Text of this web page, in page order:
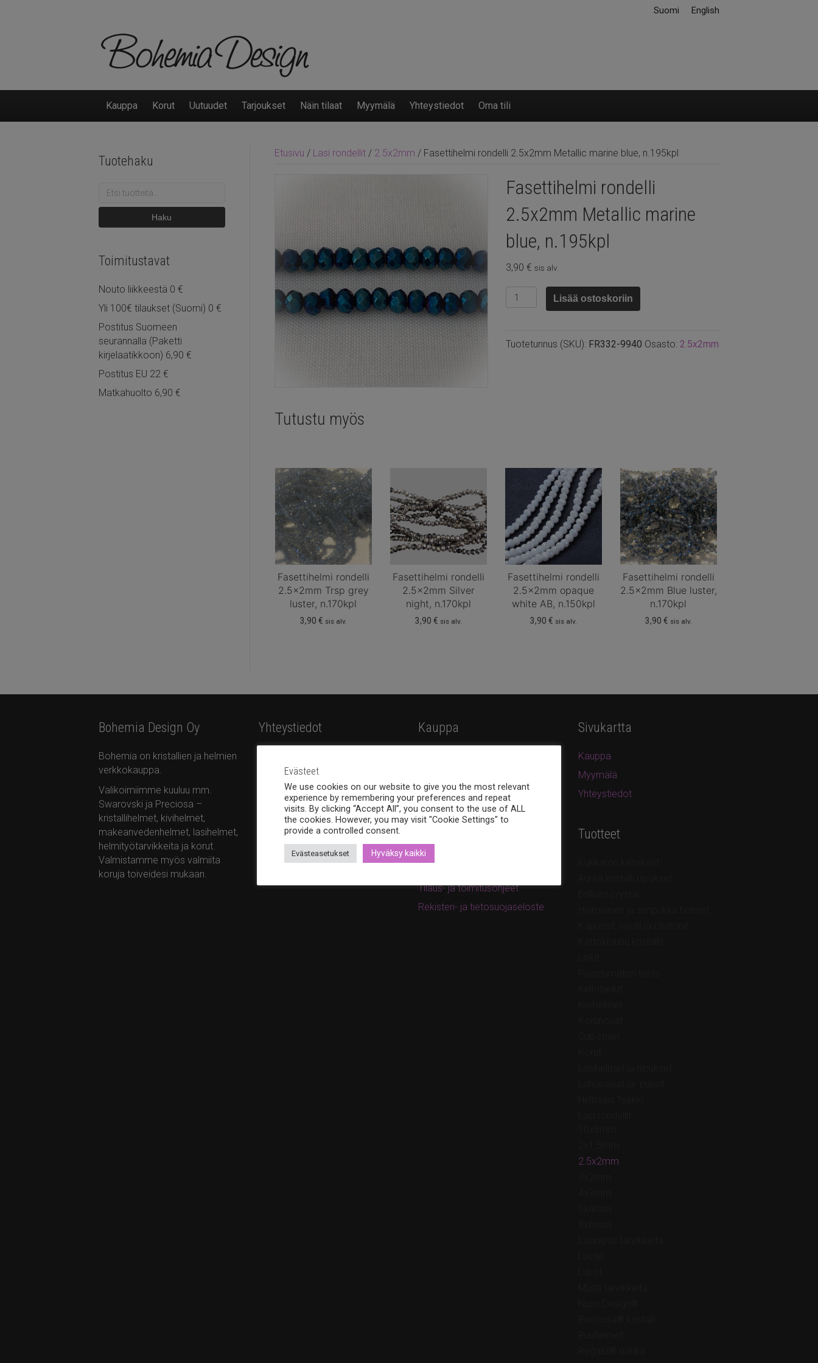
Suomi English
Kauppa Korut Uutuudet Tarjoukset Näin tilaat Myymälä Yhteystiedot Oma tili
Etusivu / Lasi rondellit/ 2.5x2mm / Fasettihelmi rondelli 2.5x2mm Metallic marine blue, n.195kpl
Fasettihelmi rondelli
2.5x2mm Metallic marine
blue, n.195kpl
3,90 € sis alv.
Fasettihelmi
rondelli
marine
Lisää ostoskoriin
Tuotetunnus (SKU): FR332-9940 Osasto: 2.5x2mm
Tutustu myös
Fasettihelmi rondelli
2.5x2mm Trsp grey
luster, n.170kpl
3,90 € sis alv.
Fasettihelmi rondelli
2.5x2mm Silver
night, n.170kpl
3,90 € sis alv.
Fasettihelmi rondelli
2.5x2mm opaque
white AB, n.150kpl
3,90 € sis alv.
Fasettihelmi rondelli
2.5x2mm Blue luster,
n.170kpl
3,90 € sis alv.
Tuotehaku
Etsi:
Haku
Toimitustavat
Nouto liikkeestä 0 €
Yli 100€ tilaukset (Suomi) 0 €
Postitus Suomeen
seurannalla (Paketti
kirjelaatikkoon) 6,90 €
Postitus EU 22 €
Matkahuolto 6,90 €
Bohemia Design Oy
Bohemia on kristallien ja helmien
verkkokauppa.
Valikoimiimme kuuluu mm.
Swarovski ja Preciosa –
kristallihelmet, kivihelmet,
makeanvedenhelmet, lasihelmet,
helmityötarvikkeita ja korut.
Valmistamme myös valmiita
koruja toiveidesi mukaan.
Yhteystiedot
Otavalankatu 6B, 33100
Tampere
+358 (0)40 379 7671
taina.bohemia@gmail.com
www.bohemiadesign.fi
Kauppa
Uutuudet
Tarjoukset
Kassa
Tilaus- ja toimitusohjeet
Rekisteri- ja tietosuojaseloste
Sivukartta
Kauppa
Myymälä
Yhteystiedot
Tuotteet
2.5x2mm
Evästeet
We use cookies on our website to give you the most relevant
experience by remembering your preferences and repeat
visits. By clicking “Accept All”, you consent to the use of ALL
the cookies. However, you may visit "Cookie Settings" to
provide a controlled consent.
Evästeasetukset Hyväksy kaikki